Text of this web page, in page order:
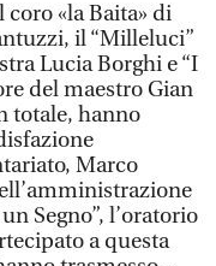
«la Baita» di
il “Milleluci”
Lucia Borghi e “I
del maestro Gian
totale, hanno
Marco
Segno”, l’oratorio
a questa